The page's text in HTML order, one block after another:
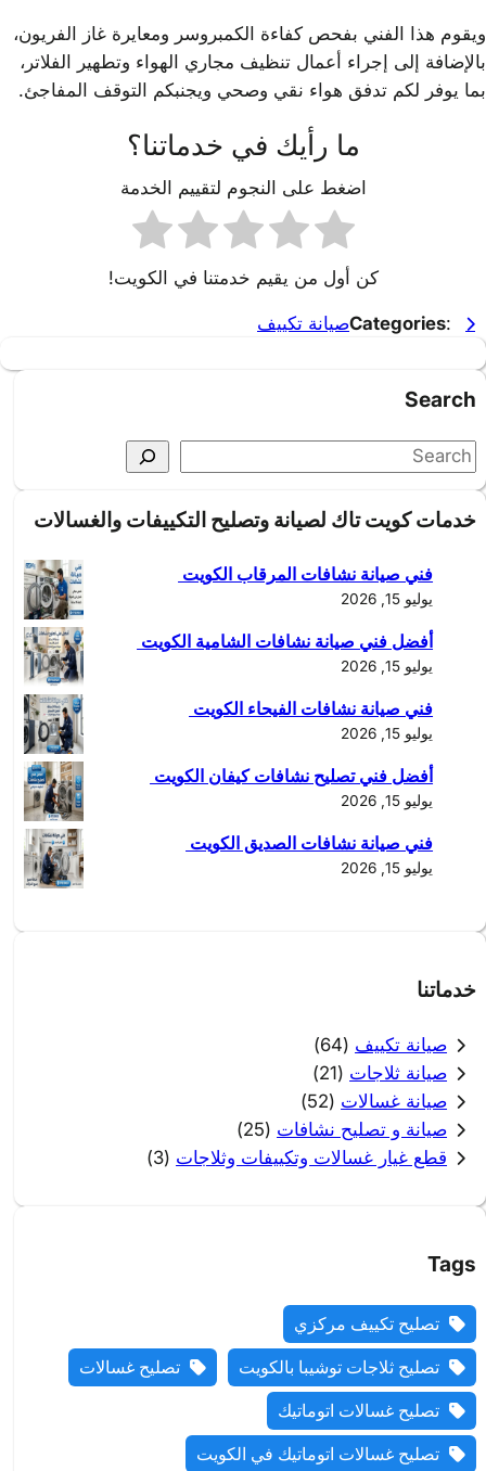
ويقوم هذا الفني بفحص كفاءة الكمبروسر ومعايرة غاز الفريون،
بالإضافة إلى إجراء أعمال تنظيف مجاري الهواء وتطهير الفلاتر،
بما يوفر لكم تدفق هواء نقي وصحي ويجنبكم التوقف المفاجئ.
ما رأيك في خدماتنا؟
اضغط على النجوم لتقييم الخدمة
كن أول من يقيم خدمتنا في الكويت!
Categories: صيانة تكييف
Search
S
a
خدمات كويت تاك لصيانة وتصليح التكييفات والغسالات
فني صيانة نشافات المرقاب الكويت
يوليو 15, 2026
أفضل فني صيانة نشافات الشامية الكويت
يوليو 15, 2026
فني صيانة نشافات الفيحاء الكويت
يوليو 15, 2026
أفضل فني تصليح نشافات كيفان الكويت
يوليو 15, 2026
فني صيانة نشافات الصديق الكويت
يوليو 15, 2026
خدماتنا
صيانة تكييف (64)
صيانة ثلاجات (21)
صيانة غسالات (52)
صيانة و تصليح نشافات (25)
قطع غيار غسالات وتكييفات وثلاجات (3)
Tags
تصليح تكييف مركزي
تصليح ثلاجات توشيبا بالكويت
تصليح غسالات
تصليح غسالات اتوماتيك
تصليح غسالات اتوماتيك في الكويت